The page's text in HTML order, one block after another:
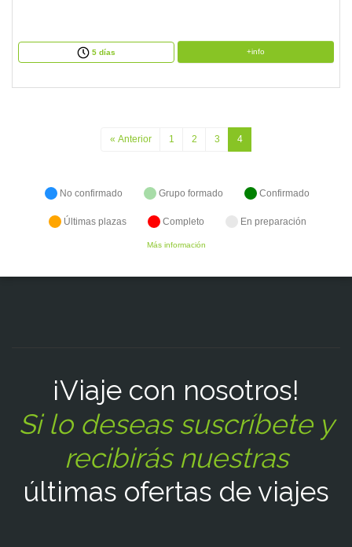
5 días +info
« Anterior 1 2 3 4
No confirmado Grupo formado Confirmado
Últimas plazas Completo En preparación
Más información
¡Viaje con nosotros!
Si lo deseas suscríbete y
recibirás nuestras
últimas ofertas de viajes